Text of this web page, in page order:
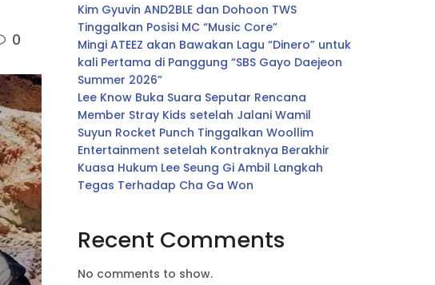
0
Kim Gyuvin AND2BLE dan Dohoon TWS
Tinggalkan Posisi MC “Music Core”
Mingi ATEEZ akan Bawakan Lagu “Dinero” untuk
kali Pertama di Panggung “SBS Gayo Daejeon
Summer 2026”
Lee Know Buka Suara Seputar Rencana
Member Stray Kids setelah Jalani Wamil
Suyun Rocket Punch Tinggalkan Woollim
Entertainment setelah Kontraknya Berakhir
Kuasa Hukum Lee Seung Gi Ambil Langkah
Tegas Terhadap Cha Ga Won
Recent Comments
No comments to show.